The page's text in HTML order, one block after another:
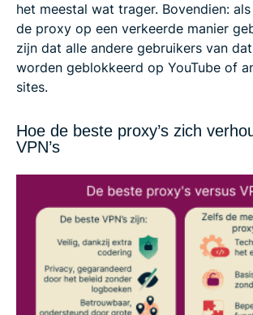
het meestal wat trager. Bovendien:
de proxy op een verkeerde manier
zijn dat alle andere gebruikers van
worden geblokkeerd op YouTube of
sites.
Hoe de beste proxy’s zich
VPN’s